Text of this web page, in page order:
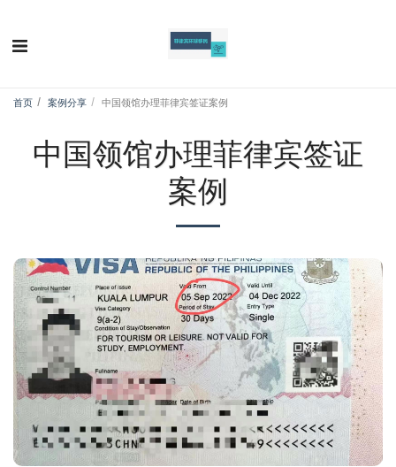
首页 案例分享 中国领馆办理菲律宾签证案例
中国领馆办理菲律宾签证
案例